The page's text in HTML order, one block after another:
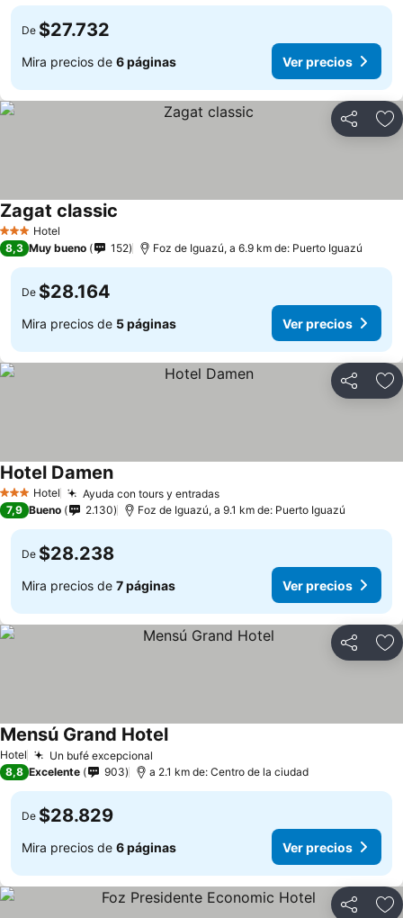
De $27.732
Mira precios de 6 páginas Ver precios
Compartir
3 Estrellas
Hotel
Zagat classic
8,3 Muy bueno 152 Foz de Iguazú, a 6.9 km de: Puerto Iguazú
De $28.164
Mira precios de 5 páginas Ver precios
Compartir
3 Estrellas
Hotel Ayuda con tours y entradas
Hotel Damen
7,9 Bueno 2.130 Foz de Iguazú, a 9.1 km de: Puerto Iguazú
De $28.238
Mira precios de 7 páginas Ver precios
Compartir
Hotel Un bufé excepcional
Mensú Grand Hotel
8,8 Excelente 903 a 2.1 km de: Centro de la ciudad
De $28.829
Mira precios de 6 páginas Ver precios
Compartir